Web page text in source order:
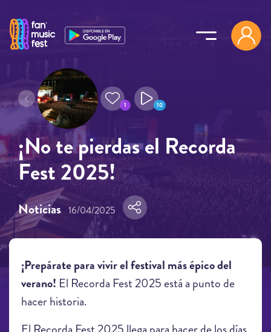
1 10
Noticias 16/04/2025
¡No te pierdas el Recorda
Fest 2025!
¡Prepárate para vivir el festival más épico del
verano! El Recorda Fest 2025 está a punto de
hacer historia.